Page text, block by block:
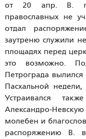
от 20 апр. В.
православных не
отдал
заутреню служили
площадях перед
это возможно.
Петрограда
Пасхальной
Устраивался
Александро-
молебен и
распоряжению В.